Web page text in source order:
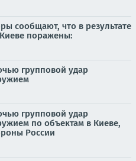
сообщают, что в результате
поражены:
групповой удар
групповой удар
по объектам в Киеве,
России